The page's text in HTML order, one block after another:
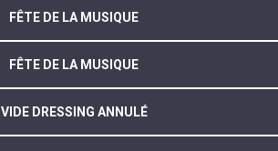
FÊTE DE LA MUSIQUE
FÊTE DE LA MUSIQUE
VIDE DRESSING ANNULÉ